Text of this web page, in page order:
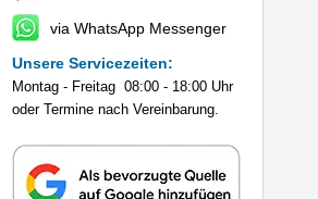
via WhatsApp Messenger
Unsere Servicezeiten:
Montag - Freitag 08:00 - 18:00 Uhr
oder Termine nach Vereinbarung.